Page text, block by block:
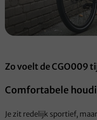
Zo voelt de CGO009
Comfortabele
Je zit redelijk sportief,